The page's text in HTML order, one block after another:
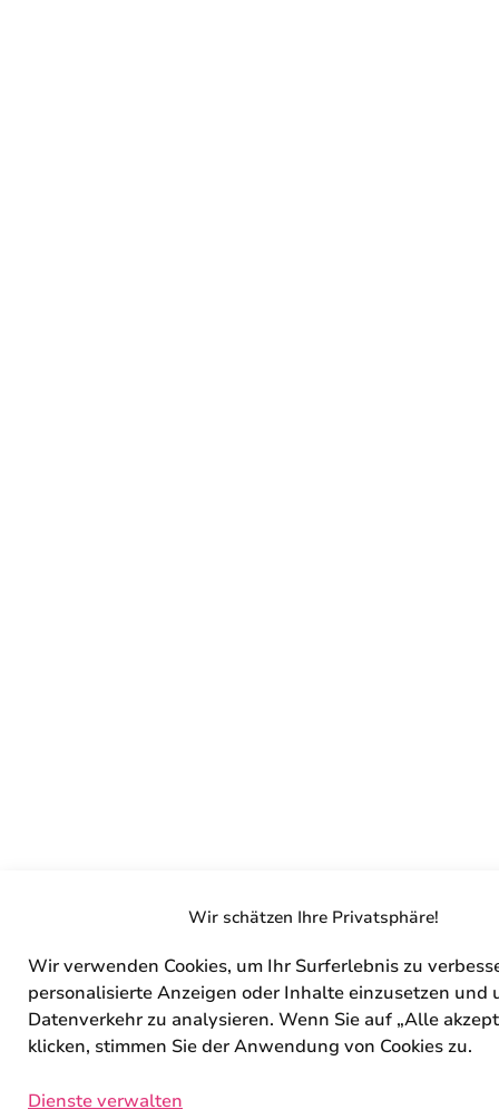
Wir schätzen Ihre Privatsphäre!
Wir verwenden Cookies, um Ihr Surferlebnis zu
personalisierte Anzeigen oder Inhalte einzusetzen und
Datenverkehr zu analysieren. Wenn Sie auf „Alle
klicken, stimmen Sie der Anwendung von Cookies zu.
Dienste verwalten